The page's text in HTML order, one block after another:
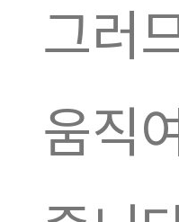
그러
움직